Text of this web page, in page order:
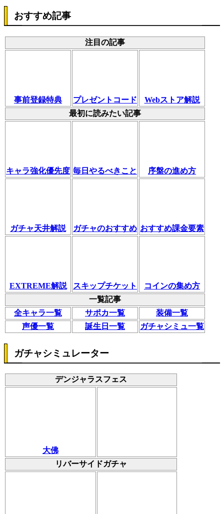
おすすめ記事
注目の記事
事前登録特典 プレゼントコード
Webストア解説
最初に読みたい記事
キャラ強化優先度 毎日やるべきこと 序盤の進め方
ガチャ天井解説 ガチャのおすすめ おすすめ課金要素
EXTREME解説 スキップチケット
コインの集め方
一覧記事
全キャラ一覧
サポカ一覧
装備一覧
声優一覧
誕生日一覧 ガチャシミュ一覧
ガチャシミュレーター
デンジャラスフェス
大佛
リバーサイドガチャ